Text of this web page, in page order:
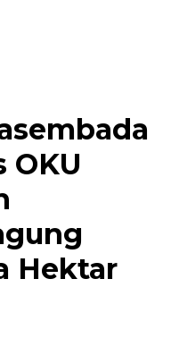
OKU
Hektar